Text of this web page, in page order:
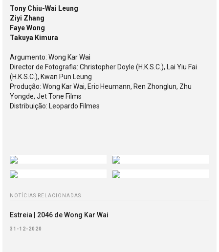
Tony Chiu-Wai Leung
Ziyi Zhang
Faye Wong
Takuya Kimura
Argumento: Wong Kar Wai
Director de Fotografia: Christopher Doyle (H.K.S.C.), Lai Yiu Fai
(H.K.S.C.), Kwan Pun Leung
Produção: Wong Kar Wai, Eric Heumann, Ren Zhonglun, Zhu
Yongde, Jet Tone Films
Distribuição: Leopardo Filmes
NOTÍCIAS RELACIONADAS
Estreia | 2046 de Wong Kar Wai
31-12-2020